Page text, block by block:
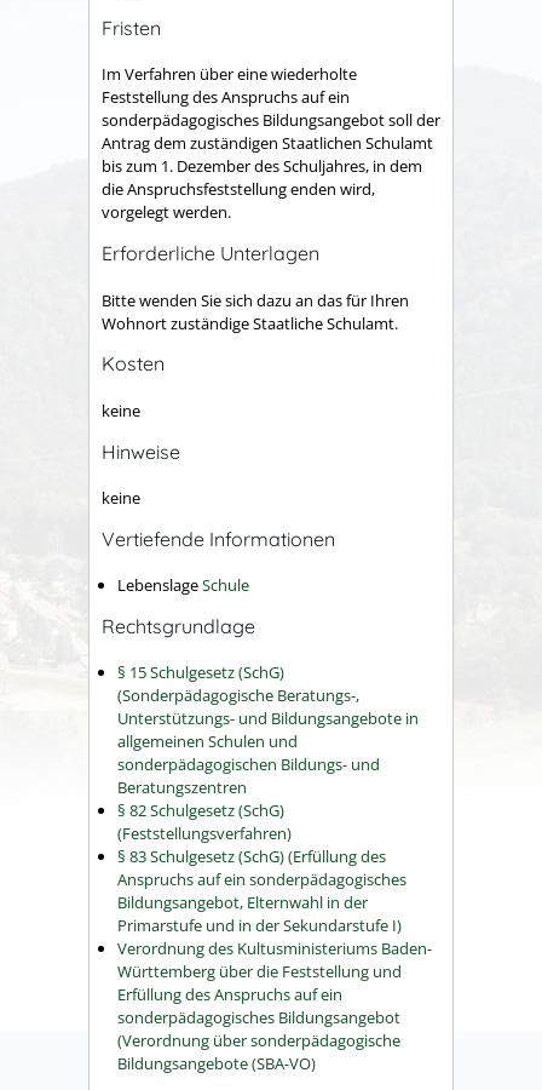
Fristen
Im Verfahren über eine wiederholte
Feststellung des Anspruchs auf ein
sonderpädagogisches Bildungsangebot soll der
Antrag dem zuständigen Staatlichen Schulamt
bis zum 1. Dezember des Schuljahres, in dem
die Anspruchsfeststellung enden wird,
vorgelegt werden.
Erforderliche Unterlagen
Bitte wenden Sie sich dazu an das für Ihren
Wohnort zuständige Staatliche Schulamt.
Kosten
keine
Hinweise
keine
Vertiefende Informationen
LebenslageSchule
Rechtsgrundlage
§ 15 Schulgesetz (SchG)
(Sonderpädagogische Beratungs-,
Unterstützungs- und Bildungsangebote in
allgemeinen Schulen und
sonderpädagogischen Bildungs- und
Beratungszentren
§ 82 Schulgesetz (SchG)
(Feststellungsverfahren)
§ 83 Schulgesetz (SchG) (Erfüllung des
Anspruchs auf ein sonderpädagogisches
Bildungsangebot, Elternwahl in der
Primarstufe und in der Sekundarstufe I)
Verordnung des Kultusministeriums Baden-
Württemberg über die Feststellung und
Erfüllung des Anspruchs auf ein
sonderpädagogisches Bildungsangebot
(Verordnung über sonderpädagogische
Bildungsangebote (SBA-VO)